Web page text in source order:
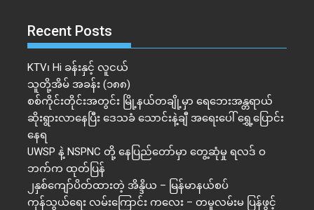
Recent Posts
KTV၊ Hi ခန်းနှင့် လူငယ်
သူတို့အိမ် အခန်း (၁၈၈)
စစ်ကိုင်းတိုင်းအတွင်း မြို့နယ်တချို့မှာ ရေဘေးအန္တရာယ်
ဆိုးရွားလာနေပြီး ဒေသခံ သောင်းနဲ့ချီ အရေးပေါ် ရွှေ့ပြောင်း
နေရ
UWSP နဲ့ NSPNC တို့ နေပြည်တော်မှာ တွေ့ဆုံမှု ရလဒ် ဝ
ဘက်က ထုတ်ပြန်
၂နှစ်​ကျော်ပိတ်ထားတဲ့ အိန္ဒိယ – မြန်မာနယ်စပ်
ကုန်သွယ်ရေး လမ်းကြောင်း ကလေး – တမူလမ်းမ ပြန်ဖွင့်